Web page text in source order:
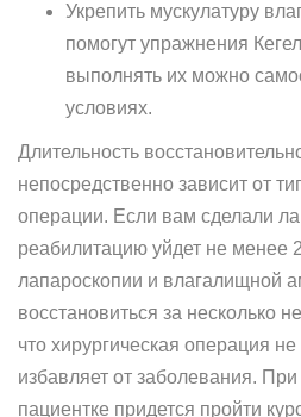
Укрепить мускулатуру
помогут упражнения
выполнять их можно
условиях.
Длительность
непосредственно зависит от
операции. Если вам сделали
реабилитацию уйдет не менее
лапароскопии и влагалищной
восстановиться за несколько
что хирургическая операция
избавляет от заболевания.
пациентке придется пройти